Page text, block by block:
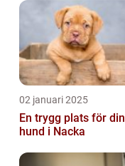
02 januari 2025
En trygg plats för din
hund i Nacka